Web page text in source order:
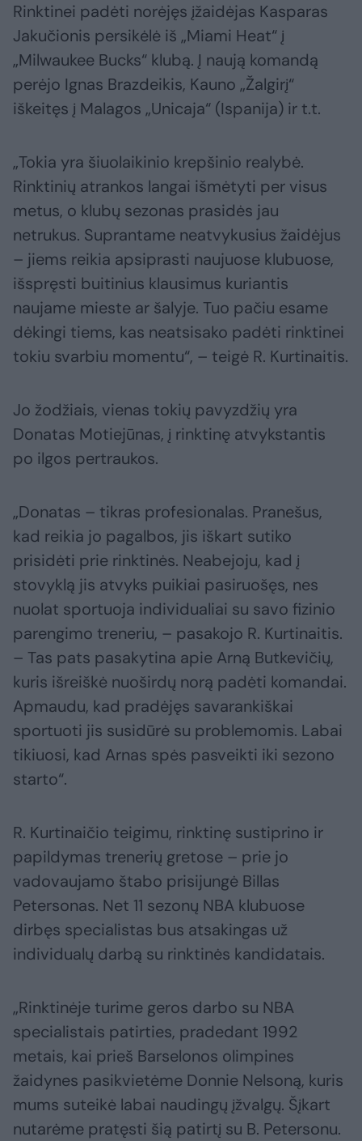
Rinktinei padėti norėjęs įžaidėjas Kasparas
Jakučionis persikėlė iš „Miami Heat“ į
„Milwaukee Bucks“ klubą. Į naują komandą
perėjo Ignas Brazdeikis, Kauno „Žalgirį“
iškeitęs į Malagos „Unicaja“ (Ispanija) ir t.t.
„Tokia yra šiuolaikinio krepšinio realybė.
Rinktinių atrankos langai išmėtyti per visus
metus, o klubų sezonas prasidės jau
netrukus. Suprantame neatvykusius žaidėjus
– jiems reikia apsiprasti naujuose klubuose,
išspręsti buitinius klausimus kuriantis
naujame mieste ar šalyje. Tuo pačiu esame
dėkingi tiems, kas neatsisako padėti rinktinei
tokiu svarbiu momentu“, – teigė R. Kurtinaitis.
Jo žodžiais, vienas tokių pavyzdžių yra
Donatas Motiejūnas, į rinktinę atvykstantis
po ilgos pertraukos.
„Donatas – tikras profesionalas. Pranešus,
kad reikia jo pagalbos, jis iškart sutiko
prisidėti prie rinktinės. Neabejoju, kad į
stovyklą jis atvyks puikiai pasiruošęs, nes
nuolat sportuoja individualiai su savo fizinio
parengimo treneriu, – pasakojo R. Kurtinaitis.
– Tas pats pasakytina apie Arną Butkevičių,
kuris išreiškė nuoširdų norą padėti komandai.
Apmaudu, kad pradėjęs savarankiškai
sportuoti jis susidūrė su problemomis. Labai
tikiuosi, kad Arnas spės pasveikti iki sezono
starto“.
R. Kurtinaičio teigimu, rinktinę sustiprino ir
papildymas trenerių gretose – prie jo
vadovaujamo štabo prisijungė Billas
Petersonas. Net 11 sezonų NBA klubuose
dirbęs specialistas bus atsakingas už
individualų darbą su rinktinės kandidatais.
„Rinktinėje turime geros darbo su NBA
specialistais patirties, pradedant 1992
metais, kai prieš Barselonos olimpines
žaidynes pasikvietėme Donnie Nelsoną, kuris
mums suteikė labai naudingų įžvalgų. Šįkart
nutarėme pratęsti šią patirtį su B. Petersonu.